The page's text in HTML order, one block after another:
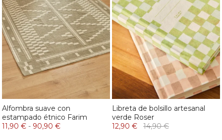
Alfombra suave con
estampado étnico Farim
11,90 € - 90,90 €
Libreta de bolsillo artesanal
verde Roser
12,90 €
14,90 €